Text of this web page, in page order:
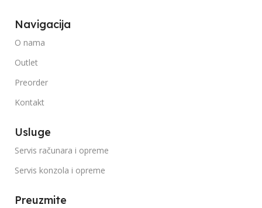
Navigacija
O nama
Outlet
Preorder
Kontakt
Usluge
Servis računara i opreme
Servis konzola i opreme
Preuzmite